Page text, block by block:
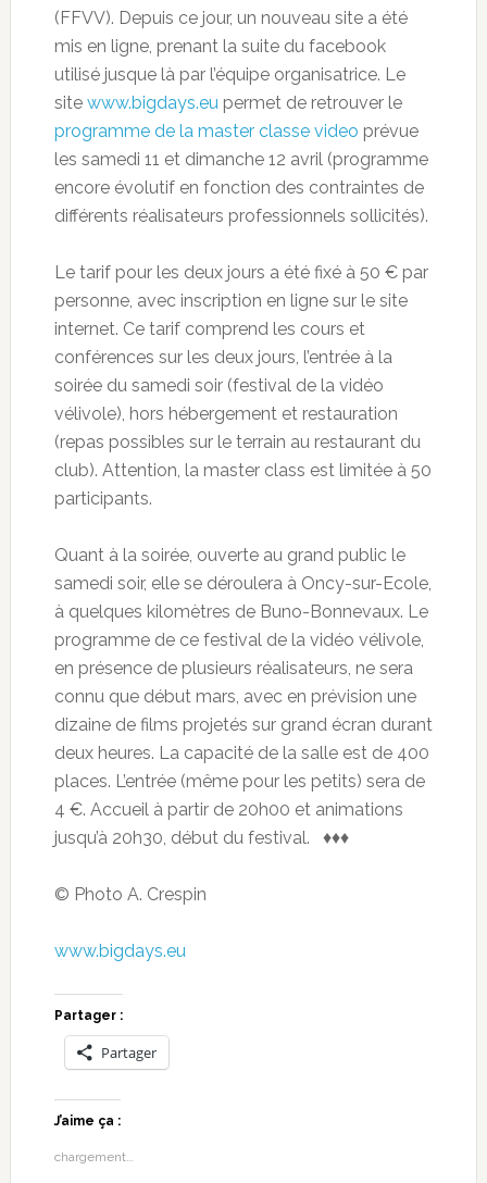
(FFVV). Depuis ce jour, un nouveau site a été
mis en ligne, prenant la suite du facebook
utilisé jusque là par l’équipe organisatrice. Le
site www.bigdays.eu permet de retrouver le
programme de la master classe video prévue
les samedi 11 et dimanche 12 avril (programme
encore évolutif en fonction des contraintes de
différents réalisateurs professionnels sollicités).
Le tarif pour les deux jours a été fixé à 50 € par
personne, avec inscription en ligne sur le site
internet. Ce tarif comprend les cours et
conférences sur les deux jours, l’entrée à la
soirée du samedi soir (festival de la vidéo
vélivole), hors hébergement et restauration
(repas possibles sur le terrain au restaurant du
club). Attention, la master class est limitée à 50
participants.
Quant à la soirée, ouverte au grand public le
samedi soir, elle se déroulera à Oncy-sur-Ecole,
à quelques kilomètres de Buno-Bonnevaux. Le
programme de ce festival de la vidéo vélivole,
en présence de plusieurs réalisateurs, ne sera
connu que début mars, avec en prévision une
dizaine de films projetés sur grand écran durant
deux heures. La capacité de la salle est de 400
places. L’entrée (même pour les petits) sera de
4 €. Accueil à partir de 20h00 et animations
jusqu’à 20h30, début du festival. ♦♦♦
© Photo A. Crespin
www.bigdays.eu
Partager :
Partager
J’aime ça :
chargement…